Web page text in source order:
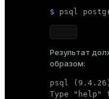
$ psql
Результат
образом:
psql (9.4.26)
Type "help"